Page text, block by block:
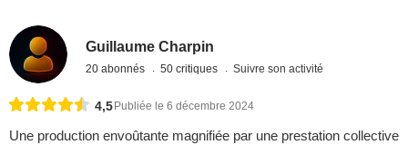
Guillaume Charpin
20 abonnés 50 critiques Suivre son activité
4,5 Publiée le 6 décembre 2024
Une production envoûtante magnifiée par une prestation collective